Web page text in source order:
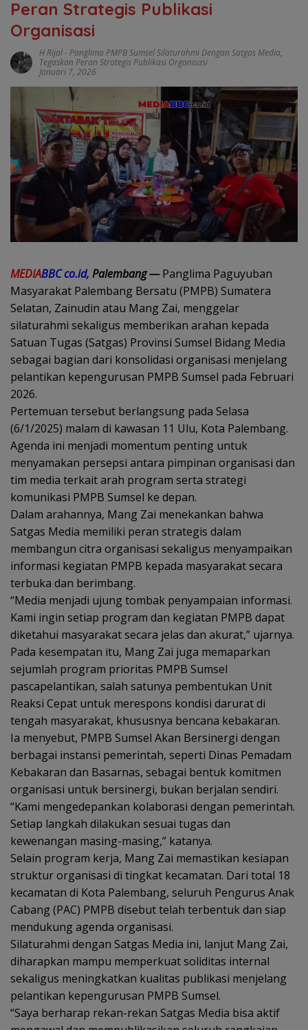
Peran Strategis Publikasi
Organisasi
H Rijal- Panglima PMPB Sumsel Silaturahmi Dengan Satgas Media,
Tegaskan Peran Strategis Publikasi Organisasi
Januari 7, 2026
MEDIABBC co.id, Palembang —Panglima Paguyuban
Masyarakat Palembang Bersatu (PMPB) Sumatera
Selatan, Zainudin atau Mang Zai, menggelar
silaturahmi sekaligus memberikan arahan kepada
Satuan Tugas (Satgas) Provinsi Sumsel Bidang Media
sebagai bagian dari konsolidasi organisasi menjelang
pelantikan kepengurusan PMPB Sumsel pada Februari
2026.
Pertemuan tersebut berlangsung pada Selasa
(6/1/2025) malam di kawasan 11 Ulu, Kota Palembang.
Agenda ini menjadi momentum penting untuk
menyamakan persepsi antara pimpinan organisasi dan
tim media terkait arah program serta strategi
komunikasi PMPB Sumsel ke depan.
Dalam arahannya, Mang Zai menekankan bahwa
Satgas Media memiliki peran strategis dalam
membangun citra organisasi sekaligus menyampaikan
informasi kegiatan PMPB kepada masyarakat secara
terbuka dan berimbang.
“Media menjadi ujung tombak penyampaian informasi.
Kami ingin setiap program dan kegiatan PMPB dapat
diketahui masyarakat secara jelas dan akurat,” ujarnya.
Pada kesempatan itu, Mang Zai juga memaparkan
sejumlah program prioritas PMPB Sumsel
pascapelantikan, salah satunya pembentukan Unit
Reaksi Cepat untuk merespons kondisi darurat di
tengah masyarakat, khususnya bencana kebakaran.
Ia menyebut, PMPB Sumsel Akan Bersinergi dengan
berbagai instansi pemerintah, seperti Dinas Pemadam
Kebakaran dan Basarnas, sebagai bentuk komitmen
organisasi untuk bersinergi, bukan berjalan sendiri.
“Kami mengedepankan kolaborasi dengan pemerintah.
Setiap langkah dilakukan sesuai tugas dan
kewenangan masing-masing,” katanya.
Selain program kerja, Mang Zai memastikan kesiapan
struktur organisasi di tingkat kecamatan. Dari total 18
kecamatan di Kota Palembang, seluruh Pengurus Anak
Cabang (PAC) PMPB disebut telah terbentuk dan siap
mendukung agenda organisasi.
Silaturahmi dengan Satgas Media ini, lanjut Mang Zai,
diharapkan mampu memperkuat soliditas internal
sekaligus meningkatkan kualitas publikasi menjelang
pelantikan kepengurusan PMPB Sumsel.
“Saya berharap rekan-rekan Satgas Media bisa aktif